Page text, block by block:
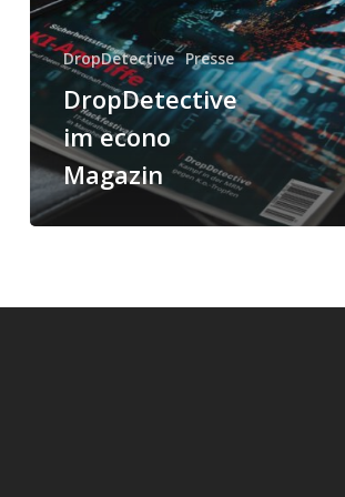
DropDetective Presse
DropDetective
im econo
Magazin